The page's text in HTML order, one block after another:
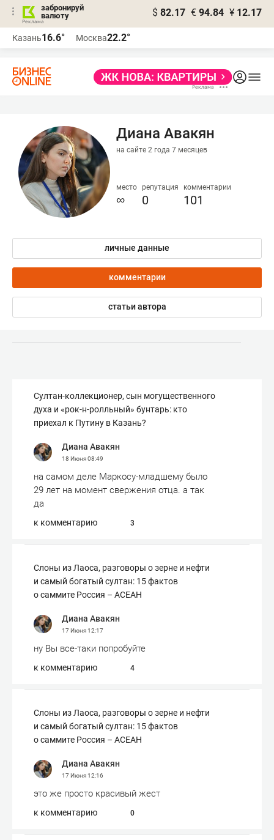
забронируй
валюту
$ 82.17 € 94.84 ¥ 12.17
Казань16.6° Москва22.2°
Диана Авакян
на сайте 2 года 7 месяцев
место
∞
репутация
0
комментарии
101
личные данные
комментарии
статьи автора
Султан-коллекционер, сын могущественного
духа и «рок-н-ролльный» бунтарь: кто
приехал к Путину в Казань?
Диана Авакян
18 Июня08:49
на самом деле Маркосу-младшему было
29 лет на момент свержения отца. а так
да
к комментарию 3
Слоны из Лаоса, разговоры о зерне и нефти
и самый богатый султан: 15 фактов
о саммите Россия – АСЕАН
Диана Авакян
17 Июня12:17
ну Вы все-таки попробуйте
к комментарию 4
Слоны из Лаоса, разговоры о зерне и нефти
и самый богатый султан: 15 фактов
о саммите Россия – АСЕАН
Диана Авакян
17 Июня12:16
это же просто красивый жест
к комментарию 0